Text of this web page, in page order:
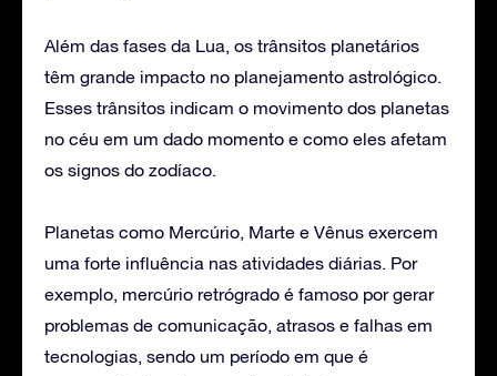
Além das fases da Lua, os trânsitos planetários
têm grande impacto no planejamento astrológico.
Esses trânsitos indicam o movimento dos planetas
no céu em um dado momento e como eles afetam
os signos do zodíaco.
Planetas como Mercúrio, Marte e Vênus exercem
uma forte influência nas atividades diárias. Por
exemplo, mercúrio retrógrado é famoso por gerar
problemas de comunicação, atrasos e falhas em
tecnologias, sendo um período em que é